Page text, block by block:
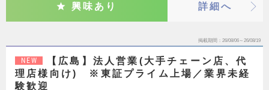
興味あり 詳細へ
掲載期間 26/08/06～26/08/19
NEW
【広島】法人営業(大手チェーン店、代
理店様向け) ※東証プライム上場／業界未経
験歓迎